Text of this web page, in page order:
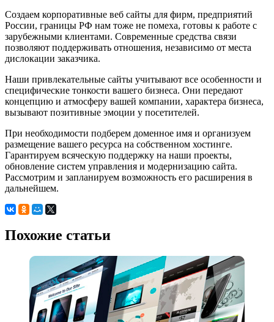
Создаем корпоративные веб сайты для фирм, предприятий
России, границы РФ нам тоже не помеха, готовы к работе с
зарубежными клиентами. Современные средства связи
позволяют поддерживать отношения, независимо от места
дислокации заказчика.
Наши привлекательные сайты учитывают все особенности и
специфические тонкости вашего бизнеса. Они передают
концепцию и атмосферу вашей компании, характера бизнеса,
вызывают позитивные эмоции у посетителей.
При необходимости подберем доменное имя и организуем
размещение вашего ресурса на собственном хостинге.
Гарантируем всяческую поддержку на наши проекты,
обновление систем управления и модернизацию сайта.
Рассмотрим и запланируем возможность его расширения в
дальнейшем.
Похожие статьи